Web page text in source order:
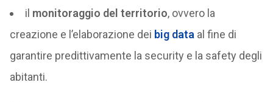
il monitoraggio del territorio, ovvero la
creazione e l’elaborazione dei big data al fine di
garantire predittivamente la security e la safety degli
abitanti.